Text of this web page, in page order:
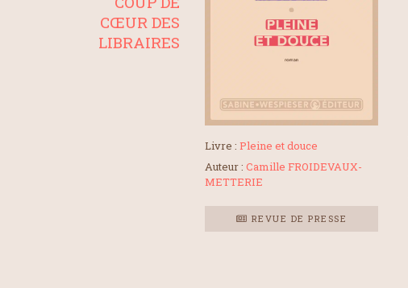
Livre : Pleine et douce
Auteur : Camille FROIDEVAUX-
METTERIE
REVUE DE PRESSE
CŒUR DES
LIBRAIRES